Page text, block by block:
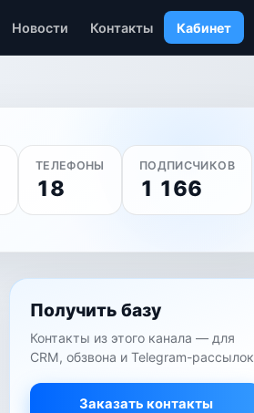
Новости Контакты Кабинет
ТЕЛЕФОНЫ
18
ПОДПИСЧИКОВ
1 166
Получить базу
Контакты из этого канала — для
CRM, обзвона и Telegram-рассылок
Заказать контакты